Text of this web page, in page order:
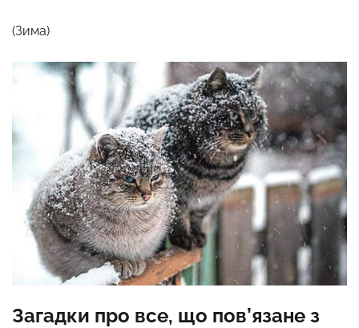
(Зима)
Загадки про все, що пов’язане з